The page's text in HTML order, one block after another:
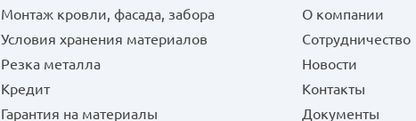
Монтаж кровли, фасада, забора
Условия хранения материалов
Резка металла
Кредит
Гарантия на материалы
О компании
Сотрудничество
Новости
Контакты
Документы